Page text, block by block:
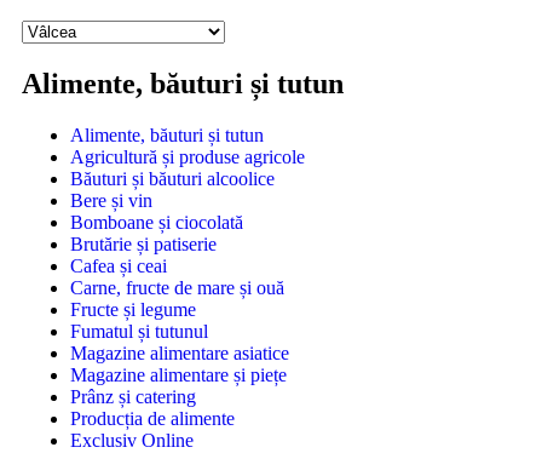
Alimente, băuturi și tutun
Alimente, băuturi și tutun
Agricultură și produse agricole
Băuturi și băuturi alcoolice
Bere și vin
Bomboane și ciocolată
Brutărie și patiserie
Cafea și ceai
Carne, fructe de mare și ouă
Fructe și legume
Fumatul și tutunul
Magazine alimentare asiatice
Magazine alimentare și piețe
Prânz și catering
Producția de alimente
Exclusiv Online